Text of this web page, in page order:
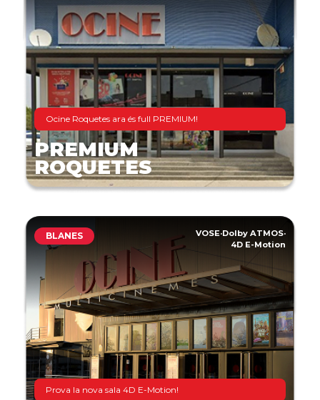
Ocine Roquetes ara és full PREMIUM!
PREMIUM
ROQUETES
BLANES VOSE·Dolby ATMOS·
4D E-Motion
Prova la nova sala 4D E-Motion!